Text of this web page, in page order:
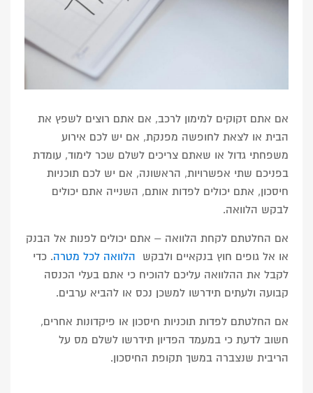
אם אתם זקוקים למימון לרכב, אם אתם רוצים לשפץ את
הבית או לצאת לחופשה מפנקת, אם יש לכם אירוע
משפחתי גדול או שאתם צריכים לשלם שכר לימוד, עומדת
בפניכם שתי אפשרויות, הראשונה, אם יש לכם תוכניות
חיסכון, אתם יכולים לפדות אותם, השנייה אתם יכולים
לבקש הלוואה.
אם החלטתם לקחת הלוואה – אתם יכולים לפנות אל הבנק
או אל גופים חוץ בנקאיים ולבקש הלוואה לכל מטרה. כדי
לקבל את ההלוואה עליכם להוכיח כי אתם בעלי הכנסה
קבועה ולעתים תידרשו למשכן נכס או להביא ערבים.
אם החלטתם לפדות תוכניות חיסכון או פיקדונות אחרים,
חשוב לדעת כי במעמד הפדיון תידרשו לשלם מס על
הריבית שנצברה במשך תקופת החיסכון.